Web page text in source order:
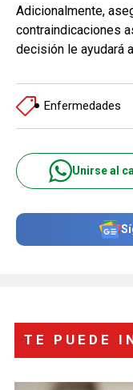
Adicionalmente,
contraindicaciones
decisión le ayudará
Enfermedades
Unirse al
TE PUEDE